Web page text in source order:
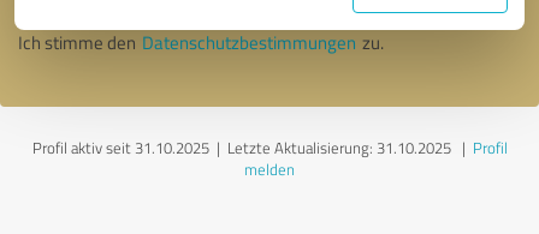
Ich stimme den Datenschutzbestimmungen zu.
Profil aktiv seit 31.10.2025 | Letzte Aktualisierung: 31.10.2025| Profil
melden